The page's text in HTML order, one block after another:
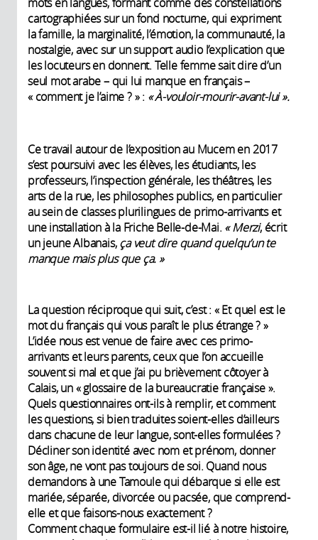
cartographiées sur un fond nocturne, qui expriment
la famille, la marginalité, l’émotion, la communauté, la
nostalgie, avec sur un support audio l’explication que
les locuteurs en donnent. Telle femme sait dire d’un
seul mot arabe – qui lui manque en français –
« comment je l’aime ? » : « À-vouloir-mourir-avant-lui ».
Ce travail autour de l’exposition au Mucem en 2017
s’est poursuivi avec les élèves, les étudiants, les
professeurs, l’inspection générale, les théâtres, les
arts de la rue, les philosophes publics, en particulier
au sein de classes plurilingues de primo-arrivants et
une installation à la Friche Belle-de-Mai. « Merzi, écrit
un jeune Albanais,ça veut dire quand quelqu’un te
manque mais plus que ça. »
La question réciproque qui suit, c’est : « Et quel est le
mot du français qui vous paraît le plus étrange ? »
L’idée nous est venue de faire avec ces primo-
arrivants et leurs parents, ceux que l’on accueille
souvent si mal et que j’ai pu brièvement côtoyer à
Calais, un « glossaire de la bureaucratie française ».
Quels questionnaires ont-ils à remplir, et comment
les questions, si bien traduites soient-elles d’ailleurs
dans chacune de leur langue, sont-elles formulées ?
Décliner son identité avec nom et prénom, donner
son âge, ne vont pas toujours de soi. Quand nous
demandons à une Tamoule qui débarque si elle est
mariée, séparée, divorcée ou pacsée, que comprend-
elle et que faisons-nous exactement ?
Comment chaque formulaire est-il lié à notre histoire,